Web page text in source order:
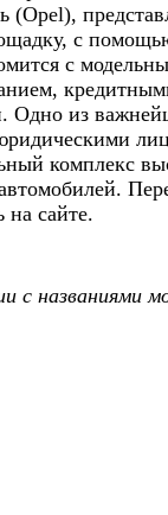
с
с
Одно из
комплекс
сайте.
с названиями